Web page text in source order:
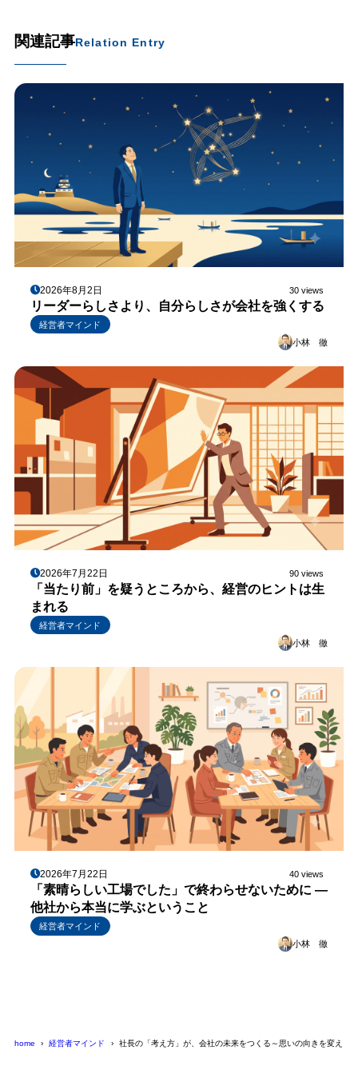
関連記事Relation Entry
2026年8月2日 30 views
リーダーらしさより、自分らしさが会社を強くする
経営者マインド
小林 徹
2026年7月22日 90 views
「当たり前」を疑うところから、経営のヒントは生
まれる
経営者マインド
小林 徹
2026年7月22日 40 views
「素晴らしい工場でした」で終わらせないために ―
他社から本当に学ぶということ
経営者マインド
小林 徹
home 経営者マインド 社長の「考え方」が、会社の未来をつくる～思いの向きを変える